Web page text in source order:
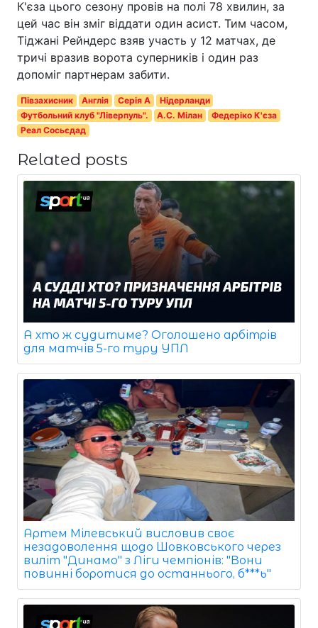
К'єза цього сезону провів на полі 78 хвилин, за
цей час він зміг віддати один асист. Тим часом,
Тіджані Рейндерс взяв участь у 12 матчах, де
тричі вразив ворота суперників і один раз
допоміг партнерам забити.
Півзахисник Англія Серія A
Нідерланди
Футбольний клуб "Ліверпуль".
A.C. Мілан
Федеріко К'єза
Реал Сосьєдад
Related posts
А хто ж судитиме? Оголошено арбітрів
для матчів 5-го туру УПЛ
Артем Мілевський висловив своє
незадоволення щодо Шовковського через
виліт "Динамо" з Ліги чемпіонів: "Вони
повинні боротися до останнього, б***ь"